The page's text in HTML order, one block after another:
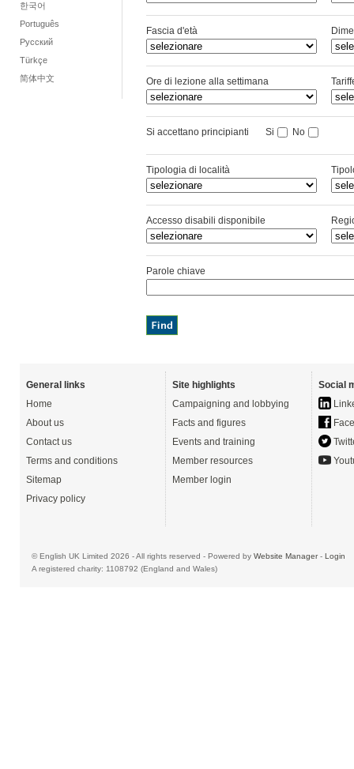
한국어
Português
Русский
Türkçe
简体中文
Fascia d'età
Ore di lezione alla settimana
Si accettano principianti Si No
Tipologia di località
Accesso disabili disponibile
Parole chiave
General links
Home
About us
Contact us
Terms and conditions
Sitemap
Privacy policy
Site highlights
Campaigning and lobbying
Facts and figures
Events and training
Member resources
Member login
Social
© English UK Limited 2026 - All rights reserved - Powered by Website Manager- Login
A registered charity: 1108792 (England and Wales)